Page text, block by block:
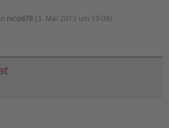
nicod78 (3. Mai 2013 um 19:08)